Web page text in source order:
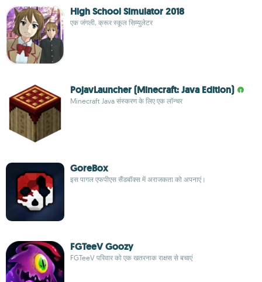
High School Simulator 2018
एक जंगली, क्रूर स्कूल सिम्युलेटर
PojavLauncher (Minecraft: Java Edition)
Minecraft Java संस्करण के लिए एक लॉन्चर
GoreBox
इस पागल एफपीएस सैंडबॉक्स में अराजकता को अपनाएं।
FGTeeV Goozy
FGTeeV परिवार को एक खतरनाक राक्षस से बचाएं